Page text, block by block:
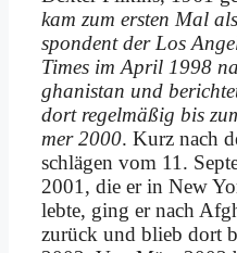
kam zum er­sten Mal
spon­dent der Los
Times im April 1998
gha­ni­stan und
dort re­gel­mä­ßig bis
mer 2000. Kurz nach
schlä­gen vom 11.
2001, die er in New
leb­te, ging er nach
zu­rück und blieb dort